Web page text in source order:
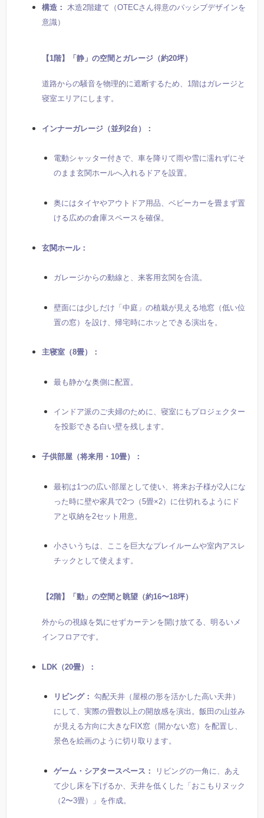
構造： 木造2階建て（OTECさん得意のパッシブデザインを
意識）
【1階】「静」の空間とガレージ（約20坪）
道路からの騒音を物理的に遮断するため、1階はガレージと
寝室エリアにします。
インナーガレージ（並列2台）：
電動シャッター付きで、車を降りて雨や雪に濡れずにそ
のまま玄関ホールへ入れるドアを設置。
奥にはタイヤやアウトドア用品、ベビーカーを畳まず置
ける広めの倉庫スペースを確保。
玄関ホール：
ガレージからの動線と、来客用玄関を合流。
壁面には少しだけ「中庭」の植栽が見える地窓（低い位
置の窓）を設け、帰宅時にホッとできる演出を。
主寝室（8畳）：
最も静かな奥側に配置。
インドア派のご夫婦のために、寝室にもプロジェクター
を投影できる白い壁を残します。
子供部屋（将来用・10畳）：
最初は1つの広い部屋として使い、将来お子様が2人にな
った時に壁や家具で2つ（5畳×2）に仕切れるようにド
アと収納を2セット用意。
小さいうちは、ここを巨大なプレイルームや室内アスレ
チックとして使えます。
【2階】「動」の空間と眺望（約16〜18坪）
外からの視線を気にせずカーテンを開け放てる、明るいメ
インフロアです。
LDK（20畳）：
リビング： 勾配天井（屋根の形を活かした高い天井）
にして、実際の畳数以上の開放感を演出。飯田の山並み
が見える方向に大きなFIX窓（開かない窓）を配置し、
景色を絵画のように切り取ります。
ゲーム・シアタースペース：
リビングの一角に、あえ
て少し床を下げるか、天井を低くした「おこもりヌック
（2〜3畳）」を作成。